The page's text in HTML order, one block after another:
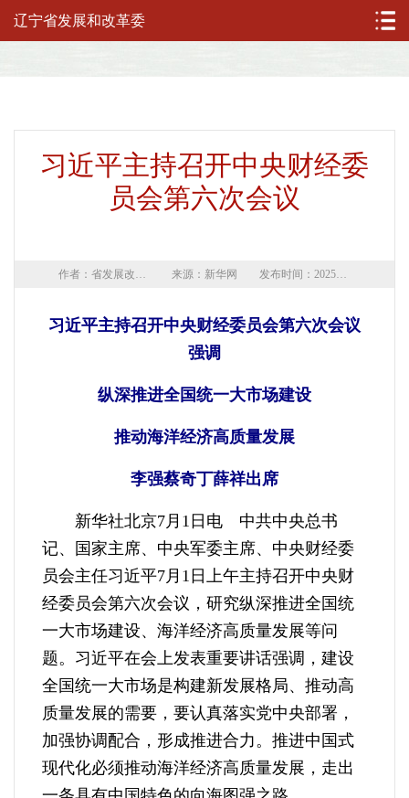
辽宁省发展和改革委
习近平主持召开中央财经委
员会第六次会议
作者：省发展改革委 来源：新华网 发布时间：2025年07月01日
习近平主持召开中央财经委员会第六次会议
强调
纵深推进全国统一大市场建设
推动海洋经济高质量发展
李强蔡奇丁薛祥出席
新华社北京7月1日电 中共中央总书
记、国家主席、中央军委主席、中央财经委
员会主任习近平7月1日上午主持召开中央财
经委员会第六次会议，研究纵深推进全国统
一大市场建设、海洋经济高质量发展等问
题。习近平在会上发表重要讲话强调，建设
全国统一大市场是构建新发展格局、推动高
质量发展的需要，要认真落实党中央部署，
加强协调配合，形成推进合力。推进中国式
现代化必须推动海洋经济高质量发展，走出